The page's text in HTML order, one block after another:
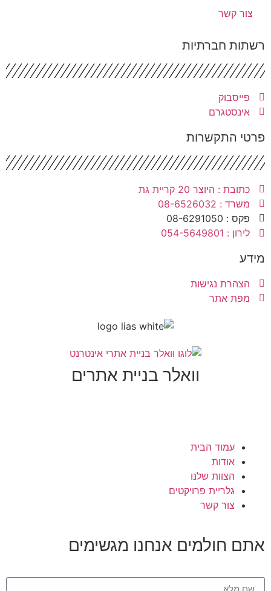
צור קשר
חברתיות
פייסבוק
אינסטגרם
התקשרות
כתובת : היוצר 20 קריית גת
משרד : 08-6526032
פקס : 08-6291050
לירון : 054-5649801
הצהרת נגישות
מפת אתר
וואלר בניית אתרים
עמוד הבית
אודות
הצוות שלנו
גלריית פרויקטים
צור קשר
חולמים אנחנו מגשימים